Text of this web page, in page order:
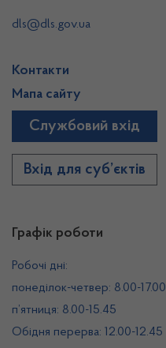
Графік роботи
Робочі дні:
понеділок-четвер: 8.00-17.00
п’ятниця: 8.00-15.45
Обідня перерва: 12.00-12.45
dls@dls.gov.ua
Контакти
Мапа сайту
Службовий вхід
Вхід для суб’єктів